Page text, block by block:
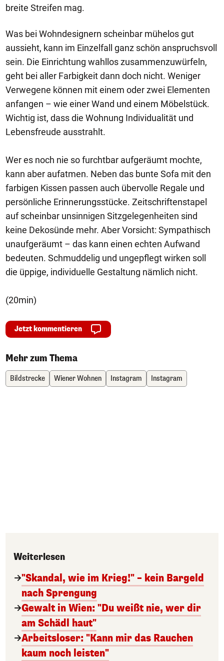
breite Streifen mag.
Was bei Wohndesignern scheinbar mühelos gut
aussieht, kann im Einzelfall ganz schön anspruchsvoll
sein. Die Einrichtung wahllos zusammenzuwürfeln,
geht bei aller Farbigkeit dann doch nicht. Weniger
Verwegene können mit einem oder zwei Elementen
anfangen – wie einer Wand und einem Möbelstück.
Wichtig ist, dass die Wohnung Individualität und
Lebensfreude ausstrahlt.
Wer es noch nie so furchtbar aufgeräumt mochte,
kann aber aufatmen. Neben das bunte Sofa mit den
farbigen Kissen passen auch übervolle Regale und
persönliche Erinnerungsstücke. Zeitschriftenstapel
auf scheinbar unsinnigen Sitzgelegenheiten sind
keine Dekosünde mehr. Aber Vorsicht: Sympathisch
unaufgeräumt – das kann einen echten Aufwand
bedeuten. Schmuddelig und ungepflegt wirken soll
die üppige, individuelle Gestaltung nämlich nicht.
(20min)
Jetzt kommentieren
Mehr zum Thema
Bildstrecke Wiener Wohnen Instagram Instagram
Weiterlesen
"Skandal, wie im Krieg!" – kein Bargeld
nach Sprengung
Gewalt in Wien: "Du weißt nie, wer dir
am Schädl haut"
Arbeitsloser: "Kann mir das Rauchen
kaum noch leisten"